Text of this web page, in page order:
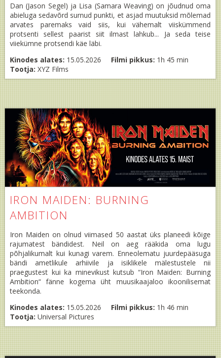
Dan (Jason Segel) ja Lisa (Samara Weaving) on jõudnud oma
abieluga sedavõrd surnud punkti, et asjad muutuksid mõlemad
arvates paremaks vaid siis, kui vähemalt viiskümmend
protsenti sellest paarist siit ilmast lahkub... Ja seda teise
viiekümne protsendi käe läbi.
Kinodes alates: 15.05.2026 Filmi pikkus: 1h 45 min
Tootja: XYZ Films
IRON MAIDEN: BURNING
AMBITION
Iron Maiden on olnud viimased 50 aastat üks planeedi kõige
rajumatest bändidest. Neil on aeg rääkida oma lugu
põhjalikumalt kui kunagi varem. Enneolematu juurdepääsuga
bändi ametlikule arhiivile ja isiklikele mälestustele nii
praegustest kui ka minevikust kutsub “Iron Maiden: Burning
Ambition“ fänne kogema üht muusikaajaloo ikoonilisemat
teekonda.
Kinodes alates: 15.05.2026 Filmi pikkus: 1h 46 min
Tootja: Universal Pictures